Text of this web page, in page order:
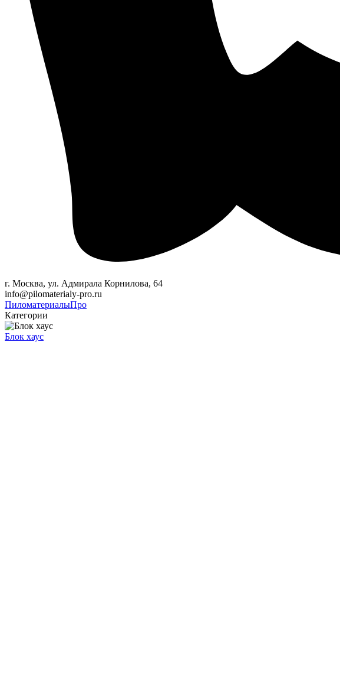
г. Москва, ул. Адмирала Корнилова, 64
info@pilomaterialy-pro.ru
ПиломатериалыПро
Категории
Блок хаус